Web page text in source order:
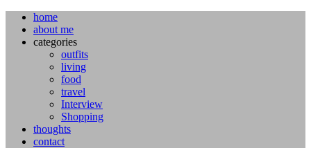
home
about me
categories
outfits
living
food
travel
Interview
Shopping
thoughts
contact